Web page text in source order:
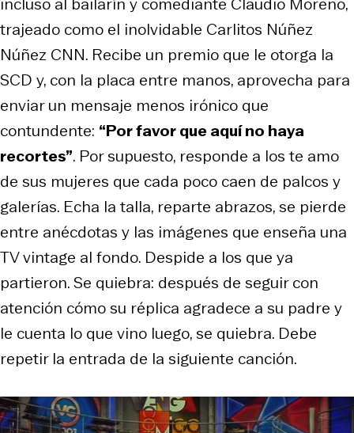
trajeado como el inolvidable Carlitos Núñez
Núñez CNN. Recibe un premio que le otorga la
SCD y, con la placa entre manos, aprovecha para
enviar un mensaje menos irónico que
contundente: “Por favor que aquí no haya
recortes”. Por supuesto, responde a loste amo
de sus mujeres que cada poco caen de palcos y
galerías. Echa la talla, reparte abrazos, se pierde
entre anécdotas y las imágenes que enseña una
TVvintage al fondo. Despide a los que ya
partieron. Se quiebra: después de seguir con
atención cómo su réplica agradece a su padre y
le cuenta lo que vino luego, se quiebra. Debe
repetir la entrada de la siguiente canción.